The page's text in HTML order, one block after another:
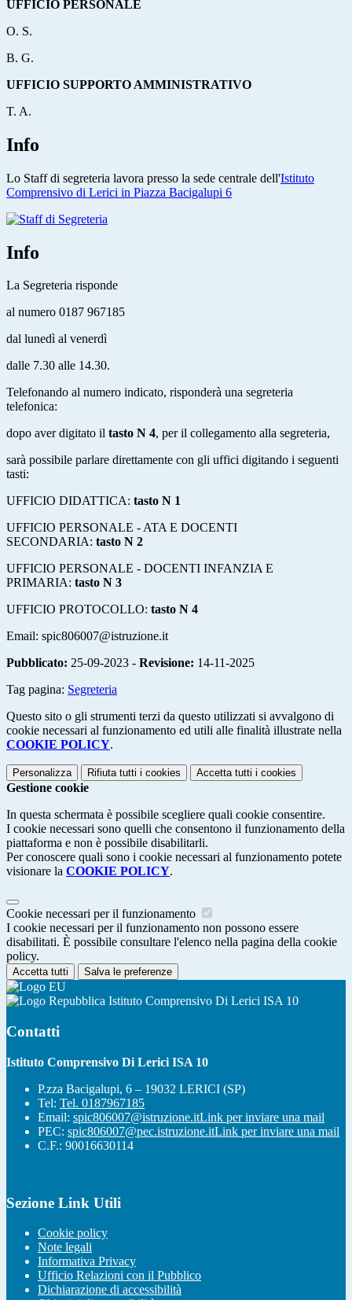
UFFICIO PERSONALE
O. S.
B. G.
UFFICIO SUPPORTO AMMINISTRATIVO
T. A.
Info
Lo Staff di segreteria lavora presso la sede centrale dell'Istituto
Comprensivo di Lerici in Piazza Bacigalupi 6
Info
La Segreteria risponde
al numero 0187 967185
dal lunedì al venerdì
dalle 7.30 alle 14.30.
Telefonando al numero indicato, risponderà una segreteria
telefonica:
dopo aver digitato il tasto N 4, per il collegamento alla segreteria,
sarà possibile parlare direttamente con gli uffici digitando i seguenti
tasti:
UFFICIO DIDATTICA: tasto N 1
UFFICIO PERSONALE - ATA E DOCENTI
SECONDARIA: tasto N 2
UFFICIO PERSONALE - DOCENTI INFANZIA E
PRIMARIA: tasto N 3
UFFICIO PROTOCOLLO: tasto N 4
Email: spic806007@istruzione.it
Pubblicato: 25-09-2023 - Revisione: 14-11-2025
Tag pagina: Segreteria
Questo sito o gli strumenti terzi da questo utilizzati si avvalgono di
cookie necessari al funzionamento ed utili alle finalità illustrate nella
COOKIE POLICY.
Personalizza Rifiuta tutti i cookies Accetta tutti i cookies
Gestione cookie
In questa schermata è possibile scegliere quali cookie consentire.
I cookie necessari sono quelli che consentono il funzionamento della
piattaforma e non è possibile disabilitarli.
Per conoscere quali sono i cookie necessari al funzionamento potete
visionare la COOKIE POLICY.
Cookie necessari per il funzionamento
I cookie necessari per il funzionamento non possono essere
disabilitati. È possibile consultare l'elenco nella pagina della cookie
policy.
Accetta tutti Salva le preferenze
Istituto Comprensivo Di Lerici ISA 10
Contatti
Istituto Comprensivo Di Lerici ISA 10
P.zza Bacigalupi, 6 – 19032 LERICI (SP)
Tel: Tel. 0187967185
Email: spic806007@istruzione.itLink per inviare una mail
PEC: spic806007@pec.istruzione.itLink per inviare una mail
C.F.: 90016630114
Sezione Link Utili
Cookie policy
Note legali
Informativa Privacy
Ufficio Relazioni con il Pubblico
Dichiarazione di accessibilità